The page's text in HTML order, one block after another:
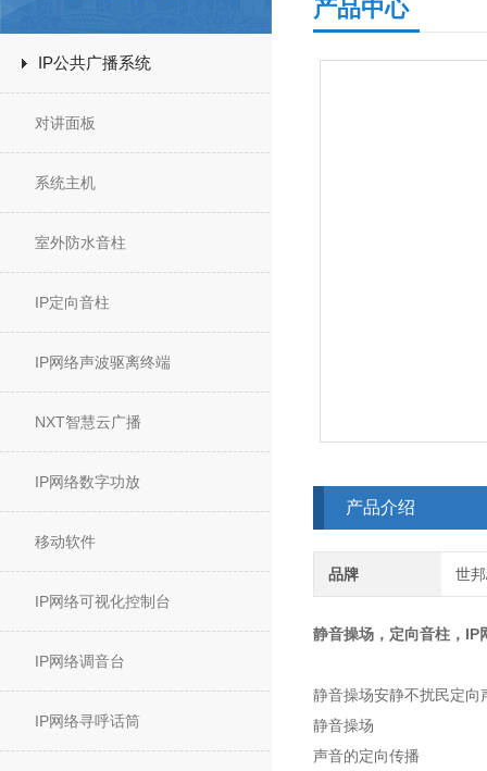
IP公共广播系统
对讲面板
系统主机
室外防水音柱
IP定向音柱
IP网络声波驱离终端
NXT智慧云广播
IP网络数字功放
移动软件
IP网络可视化控制台
IP网络调音台
IP网络寻呼话筒
产品中心
产品介绍
品牌 世
静音操场，定向音柱，IP
静音操场安静不扰民定向
静音操场
声音的定向传播